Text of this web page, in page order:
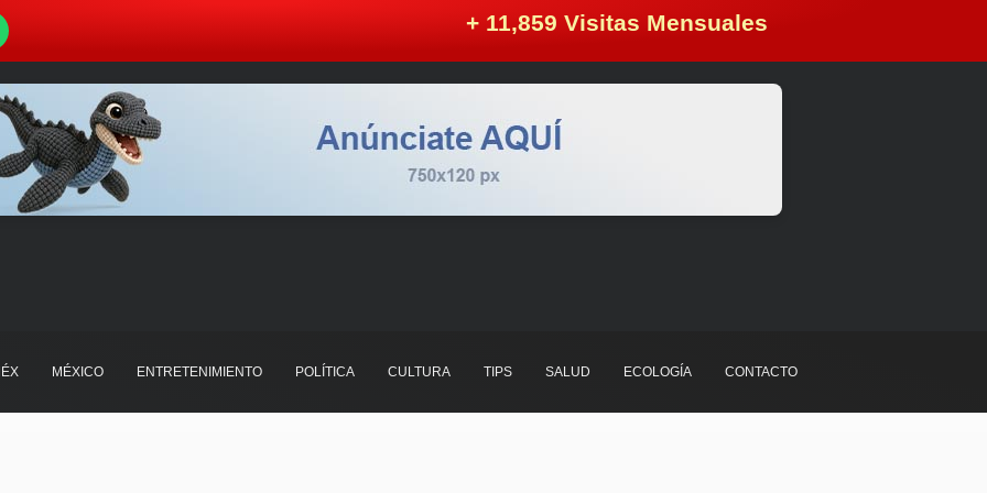
+ 11,859 Visitas Mensuales
MÉXICO ENTRETENIMIENTO POLÍTICA CULTURA TIPS SALUD ECOLOGÍA CONTACTO